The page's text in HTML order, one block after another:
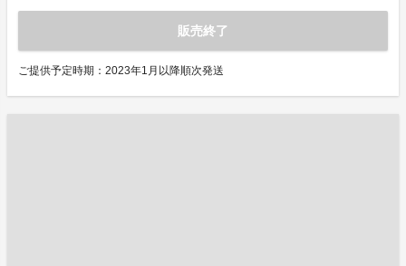
販売終了
ご提供予定時期：2023年1月以降順次発送